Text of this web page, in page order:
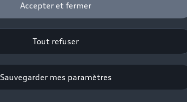
Accepter et fermer
Tout refuser
Sauvegarder mes paramètres